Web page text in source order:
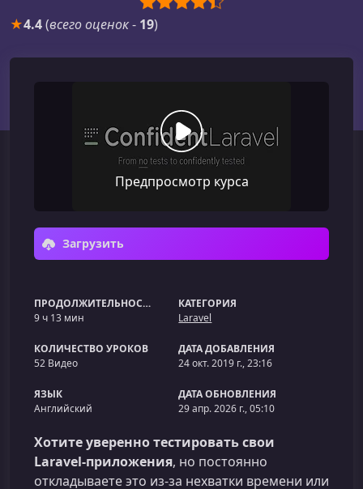
★4.4(всего оценок- 19)
Предпросмотр курса
Загрузить
ПРОДОЛЖИТЕЛЬНОСТЬ
9 ч 13 мин
КАТЕГОРИЯ
Laravel
КОЛИЧЕСТВО УРОКОВ
52 Видео
ДАТА ДОБАВЛЕНИЯ
24 окт. 2019 г., 23:16
ЯЗЫК
Английский
ДАТА ОБНОВЛЕНИЯ
29 апр. 2026 г., 05:10
Хотите уверенно тестировать свои
Laravel‑приложения, но постоянно
откладываете это из‑за нехватки времени или